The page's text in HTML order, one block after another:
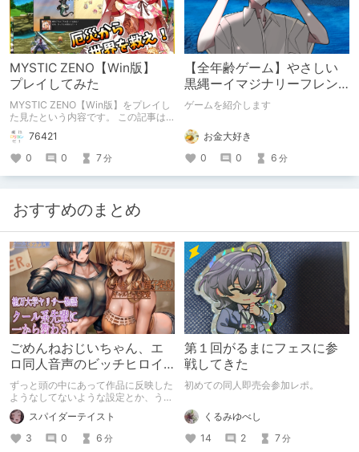
MYSTIC ZENO【Win版】
プレイしてみた
MYSTIC ZENO【Win版】をプレイし
た見たという内容です。 この記事は
通常のクリエイターズ記事です。
76421
0
0 7分
【全年齢ゲーム】やさしい
黒縄ーイマジナリーフレン
ドの「彼」と過ごすおぼん
ゲームを紹介します
お金大好き
0
0 6 分
おすすめのまとめ
ごめんねおじいちゃん、エ
ロ同人音声のビッチヒロイ
ンに名前使って～過去作品
コンセプトを思い出そう～
ずっと頭の中にあって作品に反映した
ようなしてないような設定とか、うち
のヒロイン達の名づけの法則とかを頭
の中の映●研の金●さんに「そこにあ
っちゃいけねえんだよ」といわれたの
でとりあえず垂れ流します。
スパイダーテイスト
3
0 6 分
第１回がるまにフェスに参
戦してきた
初めての同人即売会参加レポ。
くるみゆべし
14
2 7分